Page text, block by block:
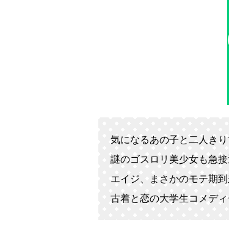
気になるあの子と二人きり
謎のゴスロリ美少女も急接
エイジ、まさかのモテ期到
古着と恋の大学生コメデ